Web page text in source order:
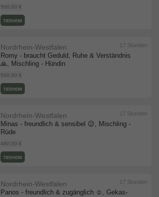
500,00 €
TIERHEIM
Romy - braucht Geduld, Ruhe & Verständnis
🙏, Mischling - Hündin
Nordrhein-Westfalen
500,00 €
17 Stunden
TIERHEIM
Minas - freundlich & sensibel 😉, Mischling -
Rüde
Nordrhein-Westfalen
480,00 €
17 Stunden
TIERHEIM
Panos - freundlich & zugänglich ☺️, Gekas-
Nordrhein-Westfalen 17 Stunden